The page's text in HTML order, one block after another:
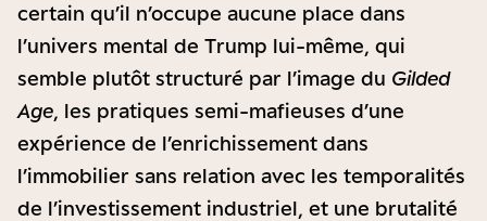
certain qu’il n’occupe aucune place dans
l’univers mental de Trump lui-même, qui
semble plutôt structuré par l’image du Gilded
Age, les pratiques semi-mafieuses d’une
expérience de l’enrichissement dans
l’immobilier sans relation avec les temporalités
de l’investissement industriel, et une brutalité